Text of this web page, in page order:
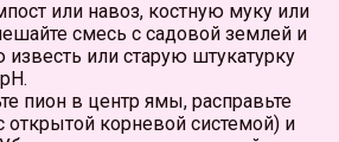
или навоз, костную муку или
смесь с садовой землей и
или старую штукатурку
пион в центр ямы, расправьте
открытой корневой системой) и